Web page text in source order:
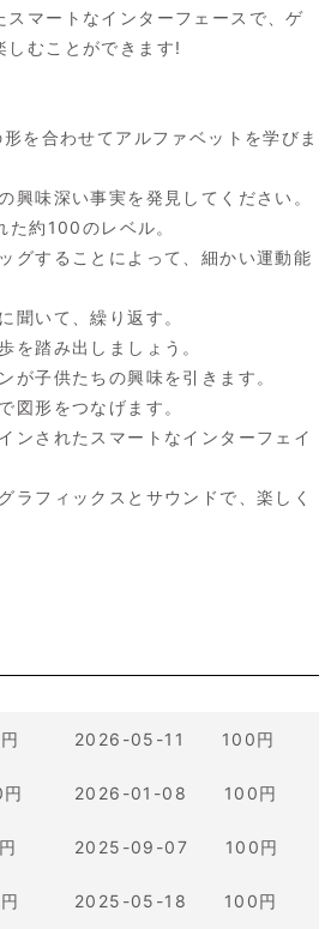
スマートなインターフェースで、ゲ
しむことができます!
を合わせてアルファベットを学びま
味深い事実を発見してください。
約100のレベル。
グすることによって、細かい運動能
いて、繰り返す。
踏み出しましょう。
子供たちの興味を引きます。
形をつなげます。
ンされたスマートなインターフェイ
フィックスとサウンドで、楽しく
2026-05-11 100円
2026-01-08 100円
2025-09-07 100円
2025-05-18 100円